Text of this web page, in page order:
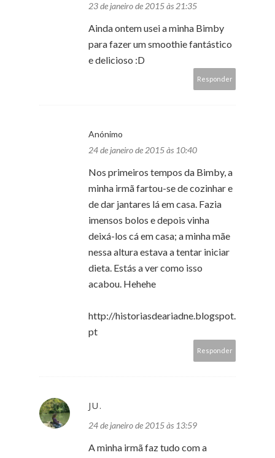
23 de janeiro de 2015 às 21:35
Ainda ontem usei a minha Bimby
para fazer um smoothie fantástico
e delicioso :D
Responder
Anónimo
24 de janeiro de 2015 às 10:40
Nos primeiros tempos da Bimby, a
minha irmã fartou-se de cozinhar e
de dar jantares lá em casa. Fazia
imensos bolos e depois vinha
deixá-los cá em casa; a minha mãe
nessa altura estava a tentar iniciar
dieta. Estás a ver como isso
acabou. Hehehe
http://historiasdeariadne.blogspot.
pt
Responder
JU.
24 de janeiro de 2015 às 13:59
A minha irmã faz tudo com a